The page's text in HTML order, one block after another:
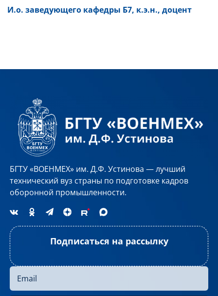
И.о. заведующего кафедры Б7, к.э.н., доцент
БГТУ «ВОЕНМЕХ» им. Д.Ф. Устинова — лучший
технический вуз страны по подготовке кадров
оборонной промышленности.
Подписаться на рассылку